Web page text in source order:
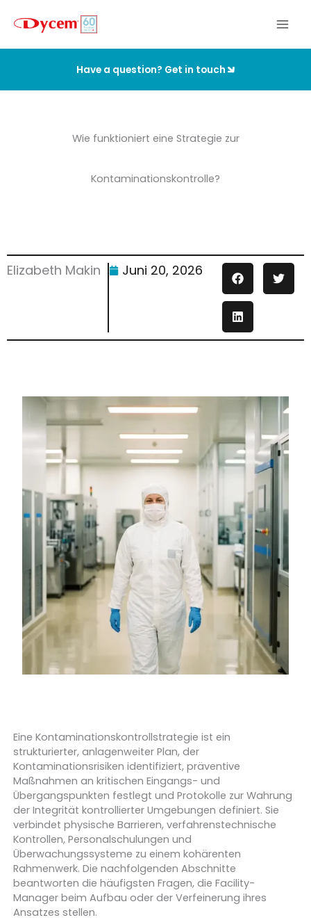
Inhalt
springen
Have a question? Get in touch
Wie funktioniert eine Strategie zur
Kontaminationskontrolle?
Elizabeth Makin Juni 20, 2026
Eine Kontaminationskontrollstrategie ist ein
strukturierter, anlagenweiter Plan, der
Kontaminationsrisiken identifiziert, präventive
Maßnahmen an kritischen Eingangs- und
Übergangspunkten festlegt und Protokolle zur Wahrung
der Integrität kontrollierter Umgebungen definiert. Sie
verbindet physische Barrieren, verfahrenstechnische
Kontrollen, Personalschulungen und
Überwachungssysteme zu einem kohärenten
Rahmenwerk. Die nachfolgenden Abschnitte
beantworten die häufigsten Fragen, die Facility-
Manager beim Aufbau oder der Verfeinerung ihres
Ansatzes stellen.